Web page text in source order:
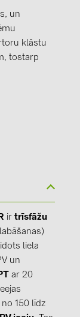
un
klāstu
tostarp
ir trīsfāžu
liela
un
ar 20
150 līdz